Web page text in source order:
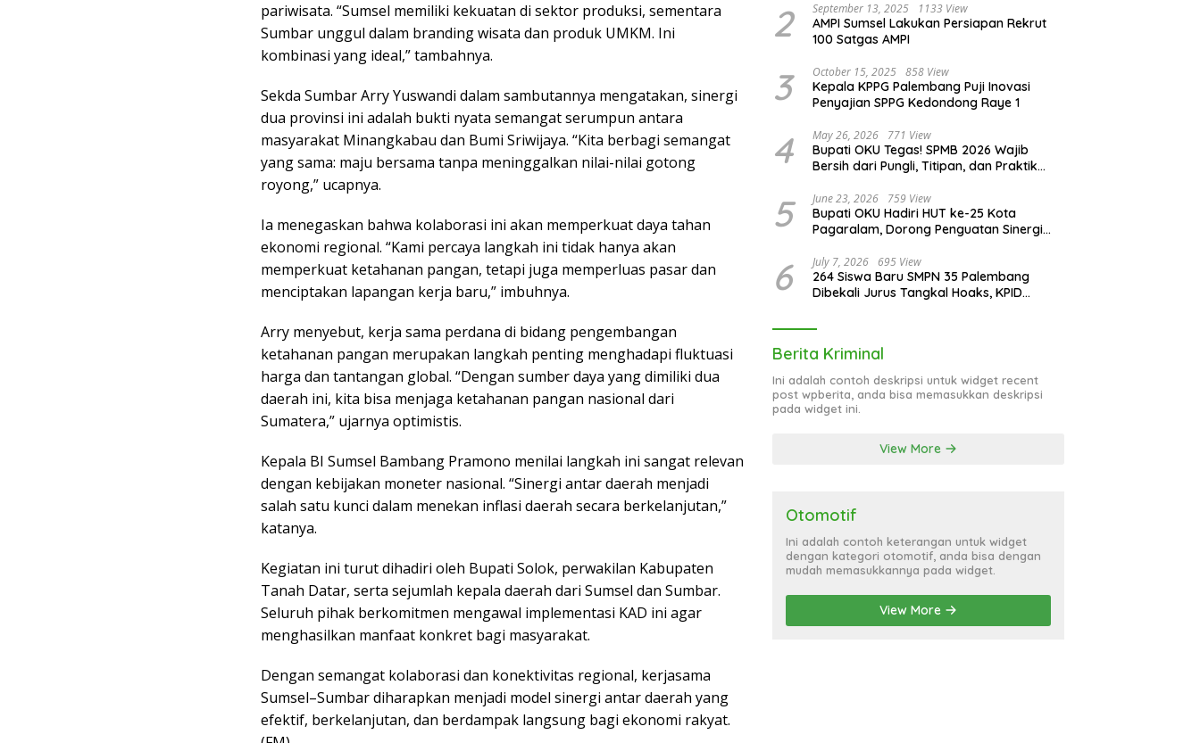
pariwisata. “Sumsel memiliki kekuatan di sektor produksi, sementara
Sumbar unggul dalam branding wisata dan produk UMKM. Ini
kombinasi yang ideal,” tambahnya.
Sekda Sumbar Arry Yuswandi dalam sambutannya mengatakan, sinergi
dua provinsi ini adalah bukti nyata semangat serumpun antara
masyarakat Minangkabau dan Bumi Sriwijaya. “Kita berbagi semangat
yang sama: maju bersama tanpa meninggalkan nilai-nilai gotong
royong,” ucapnya.
Ia menegaskan bahwa kolaborasi ini akan memperkuat daya tahan
ekonomi regional. “Kami percaya langkah ini tidak hanya akan
memperkuat ketahanan pangan, tetapi juga memperluas pasar dan
menciptakan lapangan kerja baru,” imbuhnya.
Arry menyebut, kerja sama perdana di bidang pengembangan
ketahanan pangan merupakan langkah penting menghadapi fluktuasi
harga dan tantangan global. “Dengan sumber daya yang dimiliki dua
daerah ini, kita bisa menjaga ketahanan pangan nasional dari
Sumatera,” ujarnya optimistis.
Kepala BI Sumsel Bambang Pramono menilai langkah ini sangat relevan
dengan kebijakan moneter nasional. “Sinergi antar daerah menjadi
salah satu kunci dalam menekan inflasi daerah secara berkelanjutan,”
katanya.
Kegiatan ini turut dihadiri oleh Bupati Solok, perwakilan Kabupaten
Tanah Datar, serta sejumlah kepala daerah dari Sumsel dan Sumbar.
Seluruh pihak berkomitmen mengawal implementasi KAD ini agar
menghasilkan manfaat konkret bagi masyarakat.
Dengan semangat kolaborasi dan konektivitas regional, kerjasama
Sumsel–Sumbar diharapkan menjadi model sinergi antar daerah yang
efektif, berkelanjutan, dan berdampak langsung bagi ekonomi rakyat.
2 September 13, 2025 1133 View
AMPI Sumsel Lakukan Persiapan Rekrut
100 Satgas AMPI
3 October 15, 2025 858 View
Kepala KPPG Palembang Puji Inovasi
Penyajian SPPG Kedondong Raye 1
4 May 26, 2026 771 View
Bupati OKU Tegas! SPMB 2026 Wajib
Bersih dari Pungli, Titipan, dan Praktik
5 June 23, 2026 759 View
Bupati OKU Hadiri HUT ke-25 Kota
Pagaralam, Dorong Penguatan Sinergi
6 July 7, 2026 695 View
264 Siswa Baru SMPN 35 Palembang
Dibekali Jurus Tangkal Hoaks, KPID
Berita Kriminal
Ini adalah contoh deskripsi untuk widget recent
post wpberita, anda bisa memasukkan deskripsi
pada widget ini.
View More
Otomotif
Ini adalah contoh keterangan untuk widget
dengan kategori otomotif, anda bisa dengan
mudah memasukkannya pada widget.
View More